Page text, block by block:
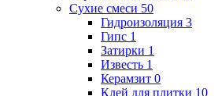
Сухие смеси 50
Гидроизоляция 3
Гипс 1
Затирки 1
Известь 1
Керамзит 0
Клей для плитки 10